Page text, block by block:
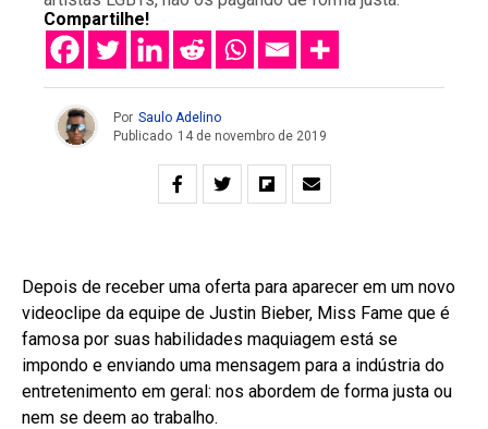
Compartilhe!
Por Saulo Adelino
Publicado 14 de novembro de 2019
Depois de receber uma oferta para aparecer em um novo
videoclipe da equipe de Justin Bieber, Miss Fame que é
famosa por suas habilidades maquiagem está se
impondo e enviando uma mensagem para a indústria do
entretenimento em geral: nos abordem de forma justa ou
nem se deem ao trabalho.